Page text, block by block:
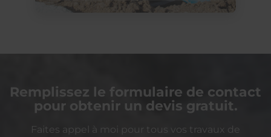
Remplissez le formulaire de contact
pour obtenir un devis gratuit.
Faites appel à moi pour tous vos travaux de